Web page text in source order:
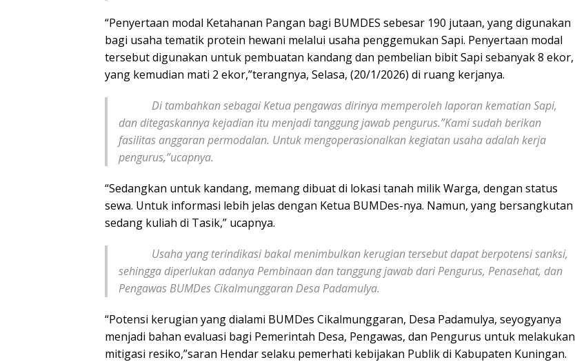
“Penyertaan modal Ketahanan Pangan bagi BUMDES sebesar 190 jutaan, yang digunakan
bagi usaha tematik protein hewani melalui usaha penggemukan Sapi. Penyertaan modal
tersebut digunakan untuk pembuatan kandang dan pembelian bibit Sapi sebanyak 8 ekor,
yang kemudian mati 2 ekor,”terangnya, Selasa, (20/1/2026) di ruang kerjanya.
Di tambahkan sebagai Ketua pengawas dirinya memperoleh laporan kematian Sapi,
dan ditegaskannya kejadian itu menjadi tanggung jawab pengurus.”Kami sudah berikan
fasilitas anggaran permodalan. Untuk mengoperasionalkan kegiatan usaha adalah kerja
pengurus,”ucapnya.
“Sedangkan untuk kandang, memang dibuat di lokasi tanah milik Warga, dengan status
sewa. Untuk informasi lebih jelas dengan Ketua BUMDes-nya. Namun, yang bersangkutan
sedang kuliah di Tasik,” ucapnya.
Usaha yang terindikasi bakal menimbulkan kerugian tersebut dapat berpotensi sanksi,
sehingga diperlukan adanya Pembinaan dan tanggung jawab dari Pengurus, Penasehat, dan
Pengawas BUMDes Cikalmunggaran Desa Padamulya.
“Potensi kerugian yang dialami BUMDes Cikalmunggaran, Desa Padamulya, seyogyanya
menjadi bahan evaluasi bagi Pemerintah Desa, Pengawas, dan Pengurus untuk melakukan
mitigasi resiko,”saran Hendar selaku pemerhati kebijakan Publik di Kabupaten Kuningan.